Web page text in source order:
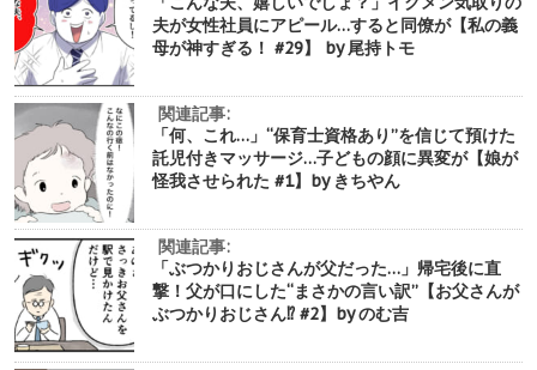
夫が女性社員にアピール…すると同僚が【私の義
母が神すぎる！ #29】 by 尾持トモ
関連記事:
「何、これ…」“保育士資格あり”を信じて預けた
託児付きマッサージ…子どもの顔に異変が【娘が
怪我させられた #1】by きちやん
関連記事:
「ぶつかりおじさんが父だった…」帰宅後に直
撃！父が口にした“まさかの言い訳”【お父さんが
ぶつかりおじさん⁉︎ #2】by のむ吉